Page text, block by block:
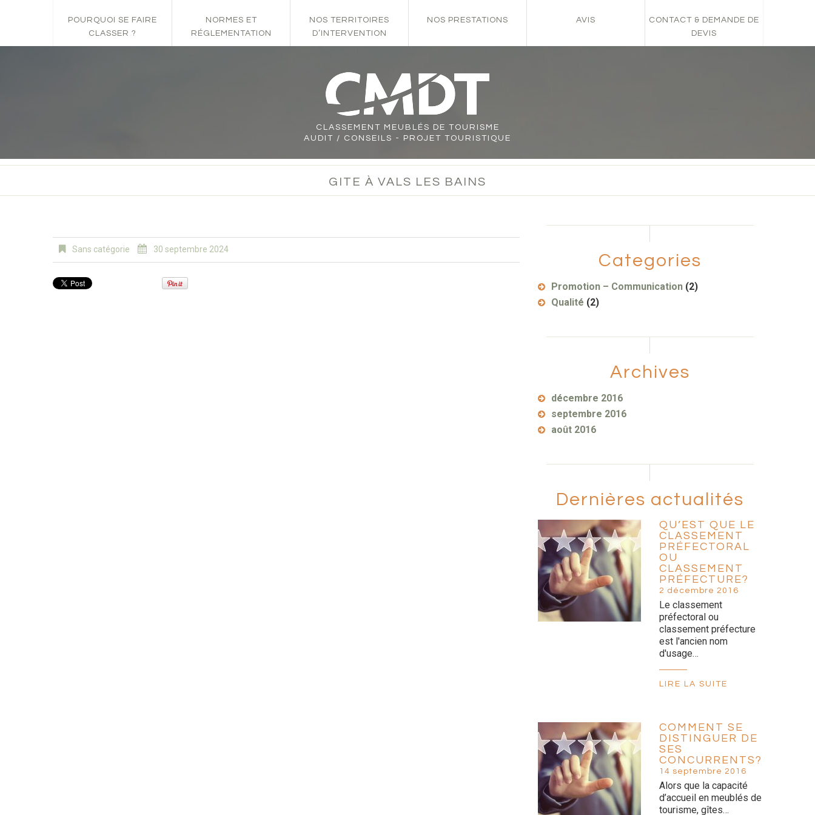
POURQUOI SE FAIRE
CLASSER ?
NORMES ET
RÉGLEMENTATION
NOS TERRITOIRES
D’INTERVENTION
NOS PRESTATIONS AVIS
CONTACT & DEMANDE DE
DEVIS
CLASSEMENT
MEUBLÉS DE TOURISME
AUDIT / CONSEILS - PROJET TOURISTIQUE
GITE À VALS LES BAINS
Sans catégorie 30 septembre 2024
Categories
Promotion – Communication (2)
Qualité (2)
Archives
décembre 2016
septembre 2016
août 2016
Dernières actualités
QU’EST QUE LE
CLASSEMENT
PRÉFECTORAL
OU
CLASSEMENT
PRÉFECTURE?
2 décembre 2016
Le classement
préfectoral ou
classement préfecture
est l'ancien nom
d'usage…
LIRE LA SUITE
COMMENT SE
DISTINGUER DE
SES
CONCURRENTS?
14 septembre 2016
Alors que la capacité
d’accueil en meublés de
tourisme, gîtes…